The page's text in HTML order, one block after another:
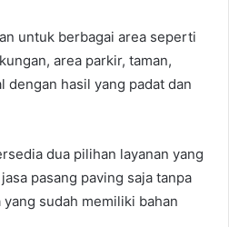
untuk berbagai area seperti
area parkir, taman,
dengan hasil yang padat dan
dua pilihan layanan yang
pasang paving saja tanpa
sudah memiliki bahan